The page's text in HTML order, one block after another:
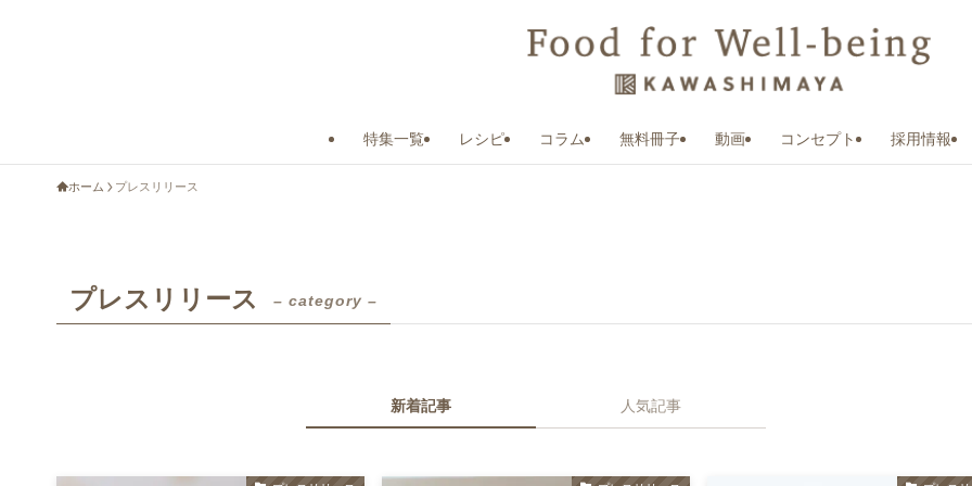
特集一覧 レシピ コラム 無料冊子 動画 コンセプト 採用情報
ホーム プレスリリース
プレスリリース – category –
新着記事 人気記事